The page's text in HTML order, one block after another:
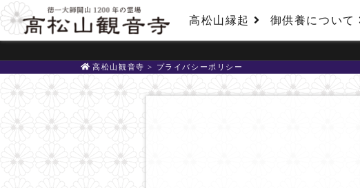
高松山縁起 御供養について
高松山観音寺 > プライバシーポリシー